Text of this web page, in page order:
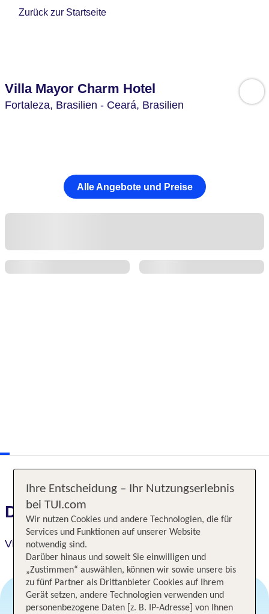
Zurück zur Startseite
Villa Mayor Charm Hotel
Fortaleza, Brasilien - Ceará, Brasilien
Alle Angebote und Preise
Das erwartet Sie
Villa Mayor Charm Hotel
Ihre Entscheidung – Ihr Nutzungserlebnis
bei TUI.com
Wir nutzen Cookies und andere Technologien, die für
Services und Funktionen auf unserer Website
notwendig sind.
Darüber hinaus und soweit Sie einwilligen und
„Zustimmen“ auswählen, können wir sowie unsere bis
zu fünf Partner als Drittanbieter Cookies auf Ihrem
Gerät setzen, andere Technologien verwenden und
personenbezogene Daten [z. B. IP-Adresse] von Ihnen